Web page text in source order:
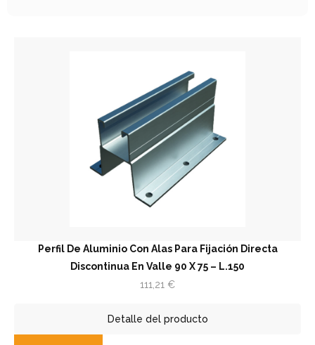
Perfil De Aluminio Con Alas Para Fijación Directa
Discontinua En Valle 90 X 75 – L.150
111,21 €
Detalle del producto